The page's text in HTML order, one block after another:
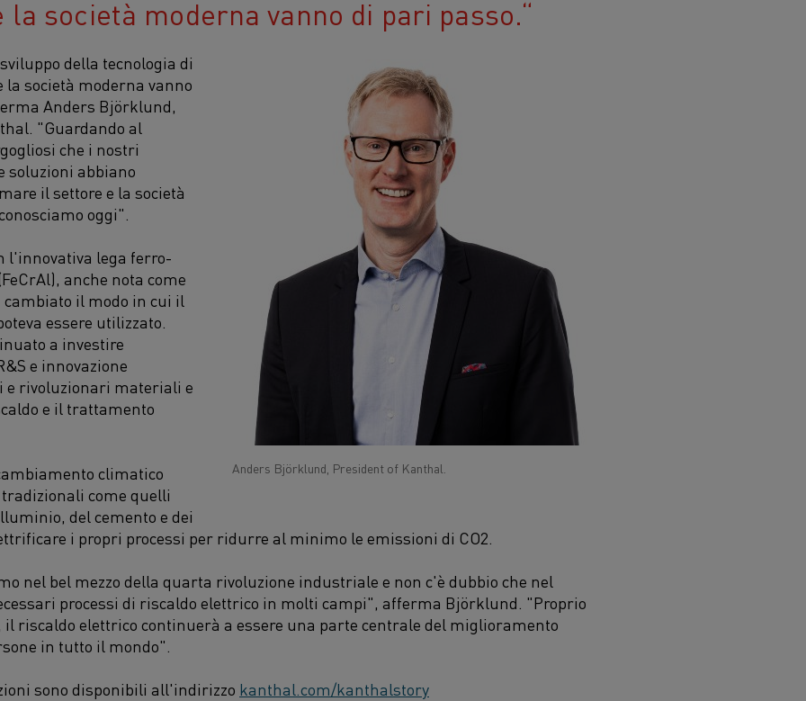
società moderna vanno di pari passo.
Anders Björklund, President of Kanthal.
della tecnologia di
la società moderna vanno
Anders Björklund,
"Guardando al
che i nostri
soluzioni abbiano
il settore e la società
oggi".
l'innovativa lega ferro-
anche nota come
cambiato il modo in cui il
essere utilizzato.
a investire
e innovazione
e rivoluzionari materiali e
e il trattamento
climatico
come quelli
del cemento e dei
i propri processi per ridurre al minimo le emissioni di CO2.
nel bel mezzo della quarta rivoluzione industriale e non c'è dubbio che nel
processi di riscaldo elettrico in molti campi", afferma Björklund. "Proprio
il riscaldo elettrico continuerà a essere una parte centrale del miglioramento
in tutto il mondo".
sono disponibili all'indirizzo kanthal.com/kanthalstory